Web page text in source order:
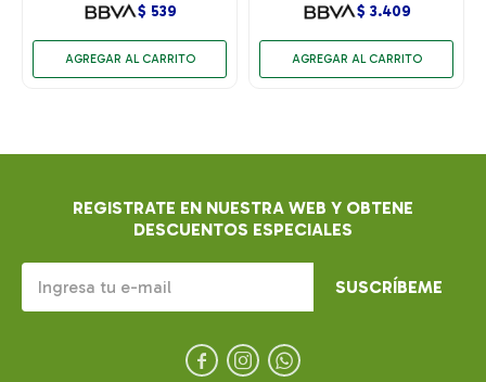
$ 539 $ 3.409
REGISTRATE EN NUESTRA WEB Y OBTENE
DESCUENTOS ESPECIALES
SUSCRÍBEME
  